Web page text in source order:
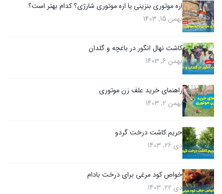
اره موتوری بنزینی یا اره موتوری شارژی؟ کدام بهتر است؟
بهمن 15, 1403
کاشت نهال انگور در باغچه و گلدان
بهمن 6, 1403
راهنمای خرید علف زن موتوری
بهمن 2, 1403
حریم کاشت درخت گردو
دی 26, 1403
خواص کود مرغی برای درخت بادام
دی 22, 1403